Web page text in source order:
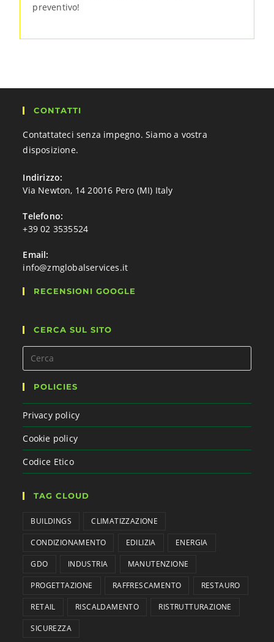
preventivo!
CONTATTI
Contattateci senza impegno. Siamo a vostra
disposizione.
Indirizzo:
Via Newton, 14 20016 Pero (MI) Italy
Telefono:
+39 02 3535524
Email:
info@zmglobalservices.it
RECENSIONI GOOGLE
CERCA SUL SITO
POLICIES
Privacy policy
Cookie policy
Codice Etico
TAG CLOUD
BUILDINGS CLIMATIZZAZIONE
CONDIZIONAMENTO EDILIZIA ENERGIA
GDO INDUSTRIA MANUTENZIONE
PROGETTAZIONE RAFFRESCAMENTO RESTAURO
RETAIL RISCALDAMENTO RISTRUTTURAZIONE
SICUREZZA